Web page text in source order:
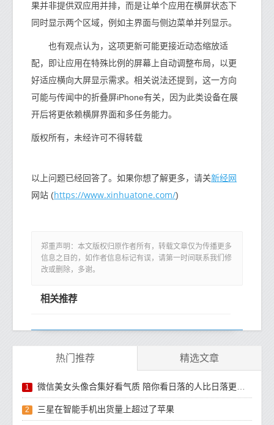
果并非提供双应用并排，而是让单个应用在横屏状态下
同时显示两个区域，例如主界面与侧边菜单并列显示。
也有观点认为，这项更新可能更接近动态缩放适
配，即让应用在特殊比例的屏幕上自动调整布局，以更
好适应横向大屏显示需求。相关说法还提到，这一方向
可能与传闻中的折叠屏iPhone有关，因为此类设备在展
开后将更依赖横屏界面和多任务能力。
版权所有，未经许可不得转载
以上问题已经回答了。如果你想了解更多，请关新经网
网站 (https://www.xinhuatone.com/)
郑重声明：本文版权归原作者所有，转载文章仅为传播更多
信息之目的，如作者信息标记有误，请第一时间联系我们修
改或删除，多谢。
相关推荐
热门推荐 精选文章
1 微信美女头像合集好看气质 陪你看日落的人比日落更浪漫
2 三星在智能手机出货量上超过了苹果